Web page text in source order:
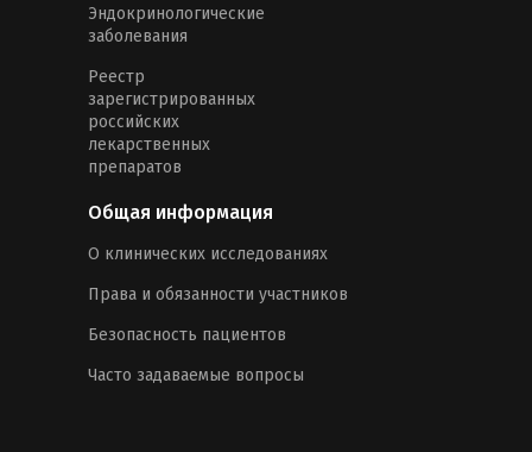
Эндокринологические
заболевания
Реестр
зарегистрированных
российских
лекарственных
препаратов
Общая информация
О клинических исследованиях
Права и обязанности участников
Безопасность пациентов
Часто задаваемые вопросы